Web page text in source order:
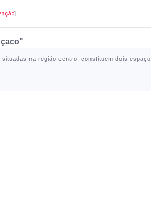
]
, situadas na região centro, constituem dois